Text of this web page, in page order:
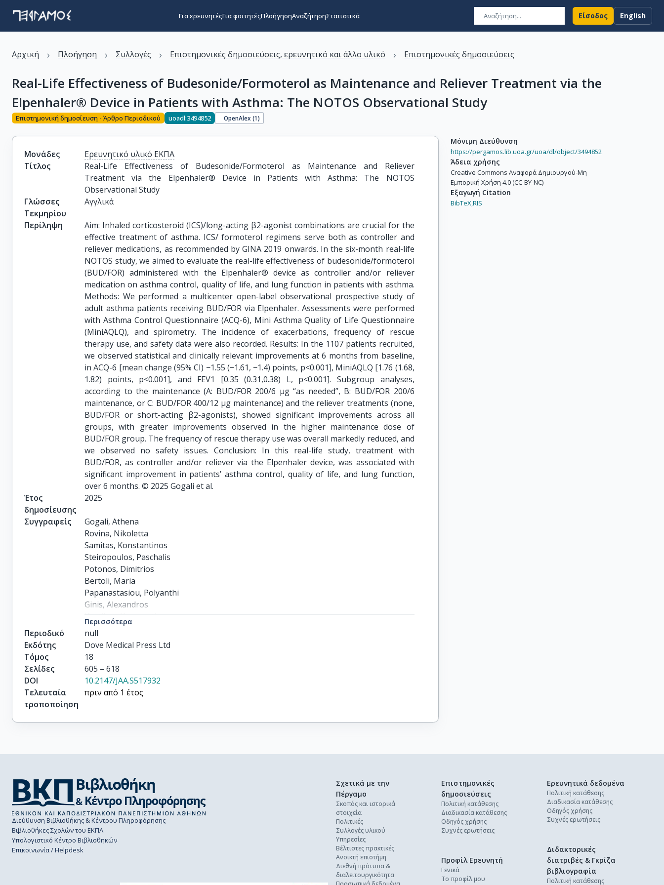
Για ερευνητέςΓια φοιτητέςΠλοήγησηΑναζήτησηΣτατιστικά Είσοδος English
Αρχική › Πλοήγηση › Συλλογές › Επιστημονικές δημοσιεύσεις, ερευνητικό και άλλο υλικό › Επιστημονικές δημοσιεύσεις
Real-Life Effectiveness of Budesonide/Formoterol as Maintenance and Reliever Treatment via the
Elpenhaler® Device in Patients with Asthma: The NOTOS Observational Study
Επιστημονική δημοσίευση - Άρθρο Περιοδικού uoadl:3494852 OpenAlex (1)
Μονάδες
Ερευνητικό υλικό ΕΚΠΑ
Τίτλος
Real-Life Effectiveness of Budesonide/Formoterol as Maintenance and Reliever
Treatment via the Elpenhaler® Device in Patients with Asthma: The NOTOS
Observational Study
Γλώσσες
Τεκμηρίου
Αγγλικά
Περίληψη
Aim: Inhaled corticosteroid (ICS)/long-acting β2-agonist combinations are crucial for the
effective treatment of asthma. ICS/ formoterol regimens serve both as controller and
reliever medications, as recommended by GINA 2019 onwards. In the six-month real-life
NOTOS study, we aimed to evaluate the real-life effectiveness of budesonide/formoterol
(BUD/FOR) administered with the Elpenhaler® device as controller and/or reliever
medication on asthma control, quality of life, and lung function in patients with asthma.
Methods: We performed a multicenter open-label observational prospective study of
adult asthma patients receiving BUD/FOR via Elpenhaler. Assessments were performed
with Asthma Control Questionnaire (ACQ-6), Mini Asthma Quality of Life Questionnaire
(MiniAQLQ), and spirometry. The incidence of exacerbations, frequency of rescue
therapy use, and safety data were also recorded. Results: In the 1107 patients recruited,
we observed statistical and clinically relevant improvements at 6 months from baseline,
in ACQ-6 [mean change (95% CI) −1.55 (−1.61, −1.4) points, p<0.001], MiniAQLQ [1.76 (1.68,
1.82) points, p<0.001], and FEV1 [0.35 (0.31,0.38) L, p<0.001]. Subgroup analyses,
according to the maintenance (A: BUD/FOR 200/6 μg “as needed”, B: BUD/FOR 200/6
maintenance, or C: BUD/FOR 400/12 μg maintenance) and the reliever treatments (none,
BUD/FOR or short-acting β2-agonists), showed significant improvements across all
groups, with greater improvements observed in the higher maintenance dose of
BUD/FOR group. The frequency of rescue therapy use was overall markedly reduced, and
we observed no safety issues. Conclusion: In this real-life study, treatment with
BUD/FOR, as controller and/or reliever via the Elpenhaler device, was associated with
significant improvement in patients’ asthma control, quality of life, and lung function,
over 6 months. © 2025 Gogali et al.
Έτος
δημοσίευσης
2025
Συγγραφείς
Gogali, Athena
Rovina, Nikoletta
Samitas, Konstantinos
Steiropoulos, Paschalis
Potonos, Dimitrios
Bertoli, Maria
Papanastasiou, Polyanthi
Ginis, Alexandros
Kostikas, Konstantinos
Περισσότερα
Περιοδικό
null
Εκδότης
Dove Medical Press Ltd
Τόμος
18
Σελίδες
605 – 618
DOI
10.2147/JAA.S517932
Τελευταία
τροποποίηση
πριν από 1 έτος
Μόνιμη Διεύθυνση
https://pergamos.lib.uoa.gr/uoa/dl/object/3494852
Άδεια χρήσης
Creative Commons Αναφορά Δημιουργού-Μη
Εμπορική Χρήση 4.0 (CC-BY-NC)
Εξαγωγή Citation
BibTeX,RIS
Διεύθυνση Βιβλιοθήκης & Κέντρου Πληροφόρησης
Βιβλιοθήκες Σχολών του ΕΚΠΑ
Υπολογιστικό Κέντρο Βιβλιοθηκών
Επικοινωνία / Helpdesk
Σχετικά με την
Πέργαμο
Σκοπός και ιστορικά
στοιχεία
Πολιτικές
Συλλογές υλικού
Υπηρεσίες
Βέλτιστες πρακτικές
Ανοικτή επιστήμη
Διεθνή πρότυπα &
διαλειτουργικότητα
Επιστημονικές
δημοσιεύσεις
Πολιτική κατάθεσης
Διαδικασία κατάθεσης
Οδηγός χρήσης
Συχνές ερωτήσεις
Ερευνητικά δεδομένα
Πολιτική κατάθεσης
Διαδικασία κατάθεσης
Οδηγός χρήσης
Συχνές ερωτήσεις
Διδακτορικές
διατριβές & Γκρίζα
βιβλιογραφία
Πολιτική κατάθεσης
Προφίλ Ερευνητή
Γενικά
Το προφίλ μου